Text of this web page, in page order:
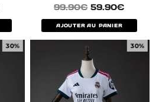
99.90€ 59.90€
AJOUTER AU PANIER
30% 30%